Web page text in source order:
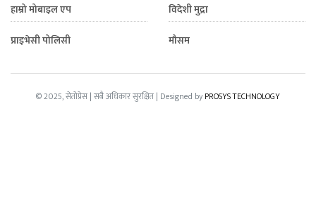
हाम्रो मोबाइल एप
प्राइभेसी पोलिसी
विदेशी मुद्रा
मौसम
© 2025, सेतोप्रेस | सबै अधिकार सुरक्षित | Designed by PROSYS TECHNOLOGY